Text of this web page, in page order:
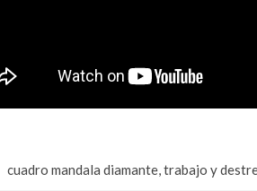
cuadro mandala diamante, trabajo y